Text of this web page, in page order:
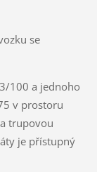
se
100 a jednoho
v prostoru
trupovou
je přístupný